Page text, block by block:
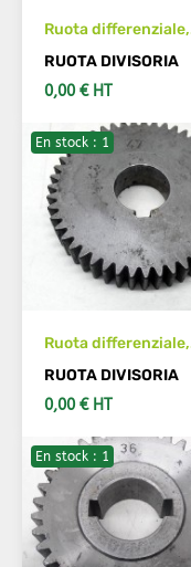
Ruota differenziale,
divisione
RUOTA DIVISORIA
0,00 € HT
VEDI DETTAGLI
En stock : 1
Ruota differenziale,
divisione
RUOTA DIVISORIA
0,00 € HT
VEDI DETTAGLI
En stock : 1